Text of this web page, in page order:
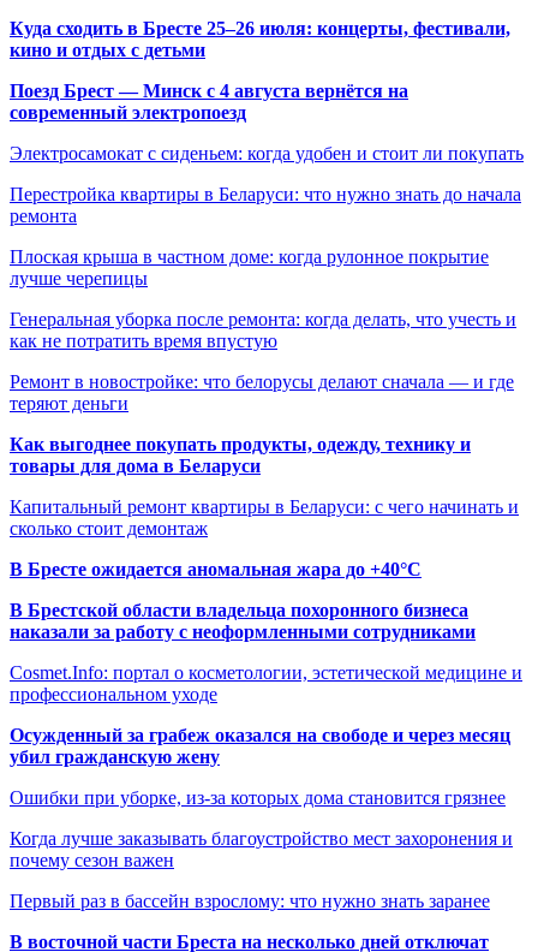
Куда сходить в Бресте 25–26 июля: концерты, фестивали,
кино и отдых с детьми
Поезд Брест — Минск с 4 августа вернётся на
современный электропоезд
Электросамокат с сиденьем: когда удобен и стоит ли покупать
Перестройка квартиры в Беларуси: что нужно знать до начала
ремонта
Плоская крыша в частном доме: когда рулонное покрытие
лучше черепицы
Генеральная уборка после ремонта: когда делать, что учесть и
как не потратить время впустую
Ремонт в новостройке: что белорусы делают сначала — и где
теряют деньги
Как выгоднее покупать продукты, одежду, технику и
товары для дома в Беларуси
Капитальный ремонт квартиры в Беларуси: с чего начинать и
сколько стоит демонтаж
В Бресте ожидается аномальная жара до +40°C
В Брестской области владельца похоронного бизнеса
наказали за работу с неоформленными сотрудниками
Cosmet.Info: портал о косметологии, эстетической медицине и
профессиональном уходе
Осужденный за грабеж оказался на свободе и через месяц
убил гражданскую жену
Ошибки при уборке, из-за которых дома становится грязнее
Когда лучше заказывать благоустройство мест захоронения и
почему сезон важен
Первый раз в бассейн взрослому: что нужно знать заранее
В восточной части Бреста на несколько дней отключат